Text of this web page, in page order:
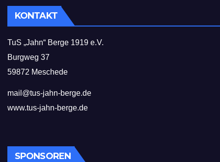
KONTAKT
TuS „Jahn“ Berge 1919 e.V.
Burgweg 37
59872 Meschede
mail@tus-jahn-berge.de
www.tus-jahn-berge.de
SPONSOREN